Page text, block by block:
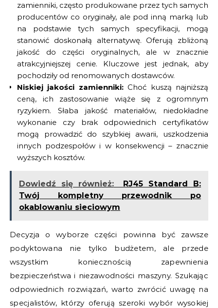
zamienniki, często produkowane przez tych samych
producentów co oryginały, ale pod inną marką lub
na podstawie tych samych specyfikacji, mogą
stanowić doskonałą alternatywę. Oferują zbliżoną
jakość do części oryginalnych, ale w znacznie
atrakcyjniejszej cenie. Kluczowe jest jednak, aby
pochodziły od renomowanych dostawców.
Niskiej jakości zamienniki:Choć kuszą najniższą
ceną, ich zastosowanie wiąże się z ogromnym
ryzykiem. Słaba jakość materiałów, niedokładne
wykonanie czy brak odpowiednich certyfikatów
mogą prowadzić do szybkiej awarii, uszkodzenia
innych podzespołów i w konsekwencji – znacznie
wyższych kosztów.
Dowiedź się również:
RJ45 Standard B:
Twój kompletny przewodnik po
okablowaniu sieciowym
Decyzja o wyborze części powinna być zawsze
podyktowana nie tylko budżetem, ale przede
wszystkim koniecznością zapewnienia
bezpieczeństwa i niezawodności maszyny. Szukając
odpowiednich rozwiązań, warto zwrócić uwagę na
specjalistów, którzy oferują szeroki wybór wysokiej